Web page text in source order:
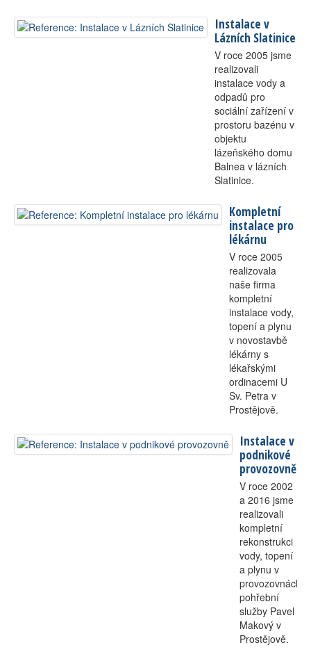
Instalace v
Lázních Slatinice
V roce 2005 jsme
realizovali
instalace vody a
odpadů pro
sociální zařízení v
prostoru bazénu v
objektu
lázeňského domu
Balnea v lázních
Slatinice.
Kompletní
instalace pro
lékárnu
V roce 2005
realizovala
naše firma
kompletní
instalace vody,
topení a plynu
v novostavbě
lékárny s
lékařskými
ordinacemi U
Sv. Petra v
Prostějově.
Instalace v
podnikové
provozovně
V roce 2002
a 2016 jsme
realizovali
kompletní
rekonstrukci
vody, topení
a plynu v
provozovnách
pohřební
služby Pavel
Makový v
Prostějově.